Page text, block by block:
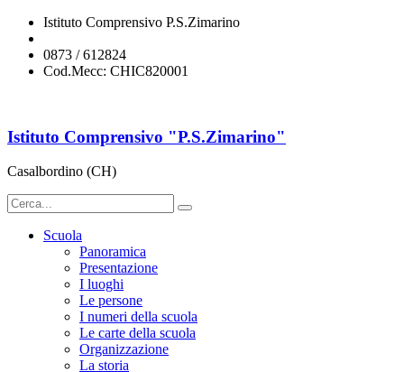
Istituto Comprensivo P.S.Zimarino
0873 / 612824
Cod.Mecc: CHIC820001
Istituto Comprensivo "P.S.Zimarino"
Casalbordino (CH)
Scuola
Panoramica
Presentazione
I luoghi
Le persone
I numeri della scuola
Le carte della scuola
Organizzazione
La storia